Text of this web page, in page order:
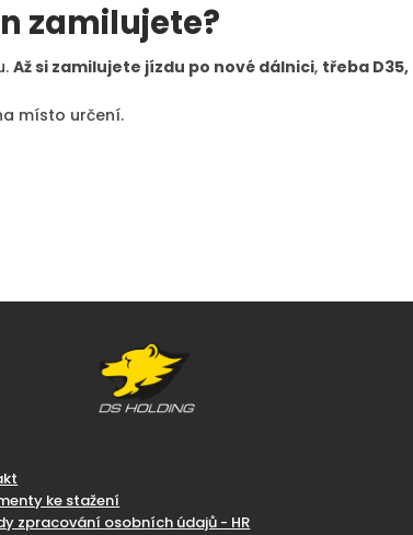
zamilujete?
Až si zamilujete jízdu po nové dálnici, třeba D35,
místo určení.
ke stažení
zpracování osobních údajů - HR